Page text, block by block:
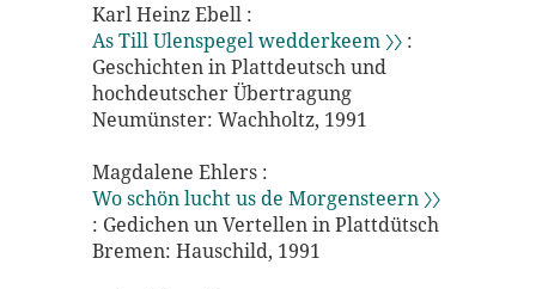
Karl Heinz Ebell :
As Till Ulenspegel wedderkeem 〉〉 :
Geschichten in Plattdeutsch und
hochdeutscher Übertragung
Neumünster: Wachholtz, 1991
Magdalene Ehlers :
Wo schön lucht us de Morgensteern 〉〉
: Gedichen un Vertellen in Plattdütsch
Bremen: Hauschild, 1991